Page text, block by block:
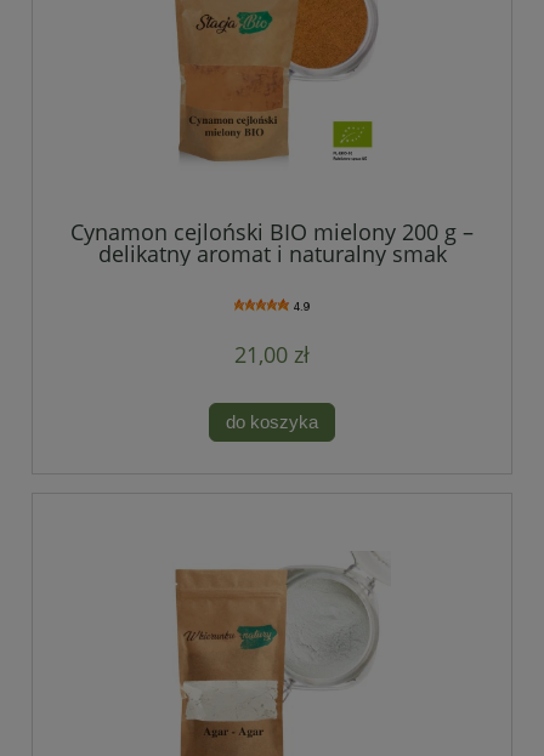
Cynamon cejloński BIO mielony 200 g –
delikatny aromat i naturalny smak
prawdziwego cynamonu
4.9
21,00 zł
do koszyka